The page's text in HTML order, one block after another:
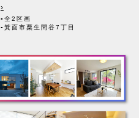
›
▪全2区画
▪箕面市粟生間谷7丁目